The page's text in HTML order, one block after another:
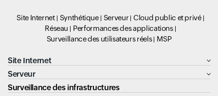
Site Internet Synthétique Serveur
Cloud public et privé
Réseau
Performances des applications
Surveillance des utilisateurs réels
MSP
Site Internet
Serveur
Surveillance des infrastructures